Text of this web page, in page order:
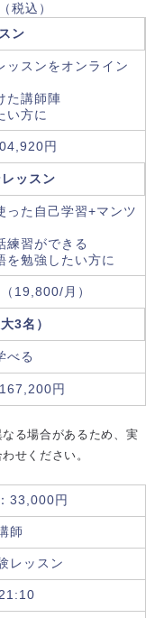
税込）
ン
ッスンをオンライン
た講師陣
い方に
円
ッスン
った自己学習+マンツ
練習ができる
を勉強したい方に
19,800/月）
3名）
べる
円
る場合があるため、実
せください。
33,000円
師
レッスン